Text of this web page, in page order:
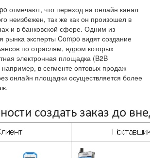
отмечают, что переход на онлайн канал
неизбежен, так же как он произошел в
и в банковской сфере. Одним из
рынка эксперты Compo видят создание
по отраслям, ядром которых
электронная площадка (B2B
например, в сегменте оптовых продаж
онлайн площадки осуществляется более